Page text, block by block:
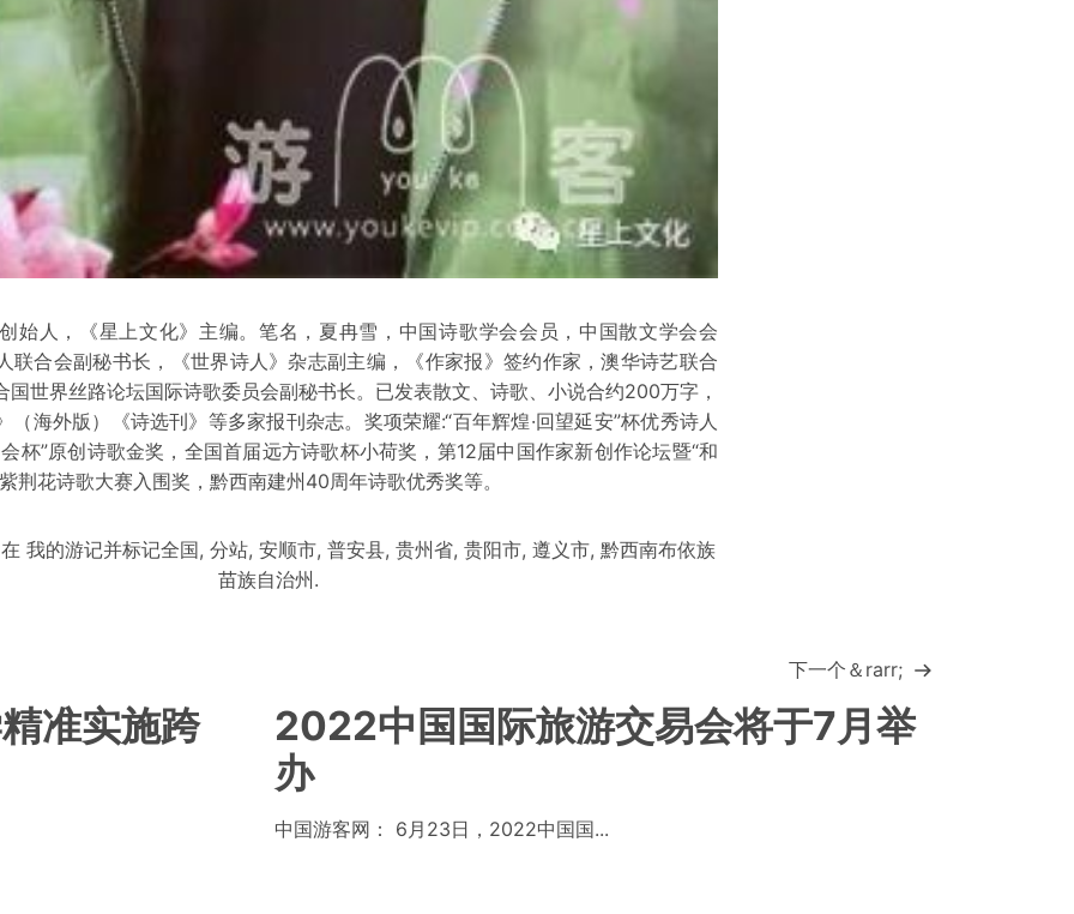
始人，《星上文化》主编。笔名，夏冉雪，中国诗歌学会会员，中国散文学会会
联合会副秘书长，《世界诗人》杂志副主编，《作家报》签约作家，澳华诗艺联合
国世界丝路论坛国际诗歌委员会副秘书长。已发表散文、诗歌、小说合约200万字，
（海外版）《诗选刊》等多家报刊杂志。奖项荣耀:“百年辉煌·回望延安”杯优秀诗人
杯”原创诗歌金奖，全国首届远方诗歌杯小荷奖，第12届中国作家新创作论坛暨“和
荆花诗歌大赛入围奖，黔西南建州40周年诗歌优秀奖等。
我的游记并标记全国, 分站, 安顺市, 普安县, 贵州省, 贵阳市, 遵义市, 黔西南布依族
苗族自治州.
准实施跨
下一个＆rarr;
2022中国国际旅游交易会将于7月举
办
中国游客网： 6月23日，2022中国国...